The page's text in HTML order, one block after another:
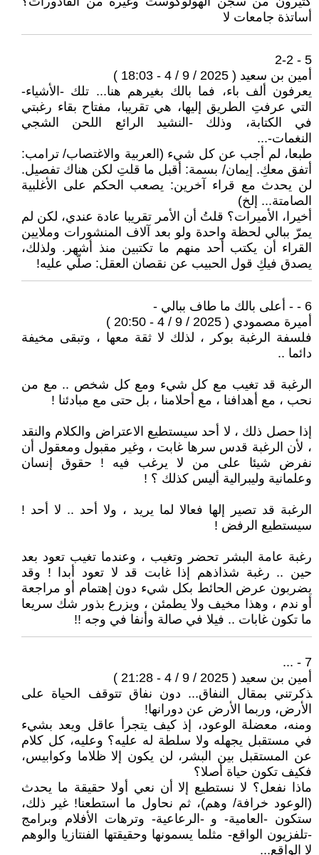
أساتذة جامعات لا
5 - 2-2
أمين بن سعيد ( 2025 / 9 / 4 - 18:03 )
يعرفون ألف باء، فما بالك بغيرهم هنا... تلك -الأشياء-
التي عرفتِ الطريق إليها، هي تقريبا، مفتاح بقاء رغبتي
في الكتابة، وذلك -النشيد الرائع اللحن الشجي
النغمات-...
طبعا، لم أجب عن كل شيء (العربية والاغتصاب/ ترامب:
أتفق معكِ. إيمان/ بسمة: أقبل ما قلتِ لكن هناك تفصيل.
لن يحدث مع قراء آخرين: يصعب الحكم على الأغلبية
الصامتة... إلخ)
أخيرا، الأميرات؟ قلتُ أن الأمر تقريبا عادة عندي، لكن لم
يمرّ ببالي لحظة واحدة ولو بعد آلاف المنشورات وملايين
القراء أن يكتب أحد منهم ما تكتبين منذ أشهر. ولذلك،
يصدق فيكِ قول الحبيب عن نقصان العقل: صلّي عليه!
6 - - أعلى بالك ما طاف ببالي -
أميرة مصمودي ( 2025 / 9 / 4 - 20:50 )
فلسفة الرغبة بوكر ، لذلك لا ثقة معها ، وتبقى مخيفة
دائما ..
الرغبة قد تغيب مع كل شيء ومع كل شخص .. مع من
نحب ، مع أهدافنا ، مع أحلامنا ، بل حتى مع مبادئنا !
إذا حصل ذلك ، لا أحد سيستطيع الاعتراض والكلام والنقد
، لأن الرغبة قدس سرها غابت ، وغير مقبول ومعقول أن
نفرض شيئا على من لا يرغب فيه ! حقوق إنسان
وعلمانية وليبرالية أليس كذلك ؟ !
الرغبة قد تصير إلها فعالا لما يريد ، ولا أحد .. لا أحد !
سيستطيع الرفض !
رغبة عامة البشر تحضر وتغيب ، وعندما تغيب تعود بعد
حين .. رغبة شذاذهم إذا غابت قد لا تعود أبدا ! وقد
يضربون عرض الحائط بكل شيء دون إهتمام أو مراجعة
أو ندم ، وهذا مخيف ولا يطمئن ، ويزرع بذور شك سريعا
ما تكون غابات .. فيلا في صالة وأنفا في وجه !!
7 - ...
أمين بن سعيد ( 2025 / 9 / 4 - 21:28 )
‍‍ذكرتني بمقال النفاق... دون نفاق تتوقف الحياة على
الأرض، وربما الأرض عن دورانها!
ومنه، معضلة الوعود، إذ كيف يتجرأ عاقل ويعد بشيء
في مستقبل يجهله ولا سلطة له عليه؟ وعليه، كل كلام
عن المستقبل بين البشر، لن يكون إلا ظلاما وكوابيس،
فكيف تكون حياة أصلا؟
ماذا نفعل؟ لا نستطيع إلا أن نعي أولا حقيقة ما يحدث
(الوعود خرافة/ وهم)، ثم نحاول ما استطعنا! غير ذلك،
ستكون -العامية- و -الرعاعية- وترهات الأفلام وبرامج
-تلفزيون الواقع- مثلما يسمونها وحقيقتها الفنتازيا والوهم
لا الواقع...